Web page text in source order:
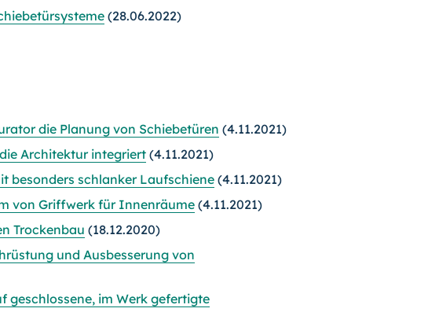
(28.06.2022)
die Planung von Schiebetüren (4.11.2021)
Architektur integriert (4.11.2021)
besonders schlanker Laufschiene (4.11.2021)
von Griffwerk für Innenräume (4.11.2021)
Trockenbau (18.12.2020)
und Ausbesserung von
geschlossene, im Werk gefertigte